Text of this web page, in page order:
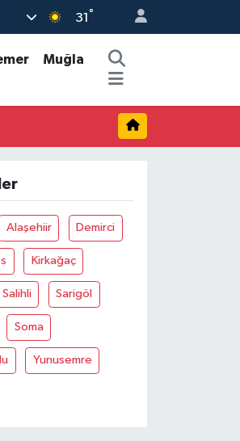
31 °
Muğla
Alaşehiir Demirci
Kirkağaç
Salihli Sarigöl
Soma
Yunusemre